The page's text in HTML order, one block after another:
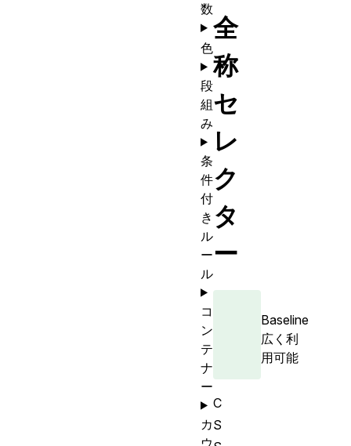
全
称
セ
レ
ク
タ
ー
Baseline
広く利
用可能
C
S
数
色
段
組
み
条
件
付
き
ル
ー
ル
コ
ン
テ
ナ
ー
カ
ウ